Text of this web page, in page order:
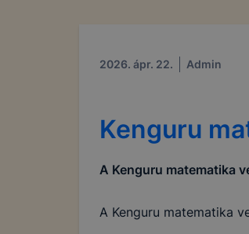
2026. ápr. 22. Admin
Kenguru
A Kenguru matematika
A Kenguru matematika